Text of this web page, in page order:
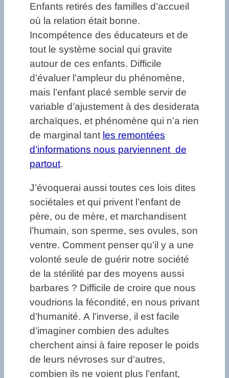
Enfants retirés des familles d’accueil
où la relation était bonne.
Incompétence des éducateurs et de
tout le système social qui gravite
autour de ces enfants. Difficile
d’évaluer l’ampleur du phénomène,
mais l’enfant placé semble servir de
variable d’ajustement à des desiderata
archaïques, et phénomène qui n’a rien
de marginal tant les remontées
d’informations nous parviennent de
partout.
J’évoquerai aussi toutes ces lois dites
sociétales et qui privent l’enfant de
père, ou de mère, et marchandisent
l’humain, son sperme, ses ovules, son
ventre. Comment penser qu’il y a une
volonté seule de guérir notre société
de la stérilité par des moyens aussi
barbares ? Difficile de croire que nous
voudrions la fécondité, en nous privant
d’humanité. A l’inverse, il est facile
d’imaginer combien des adultes
cherchent ainsi à faire reposer le poids
de leurs névroses sur d’autres,
combien ils ne voient plus l’enfant,